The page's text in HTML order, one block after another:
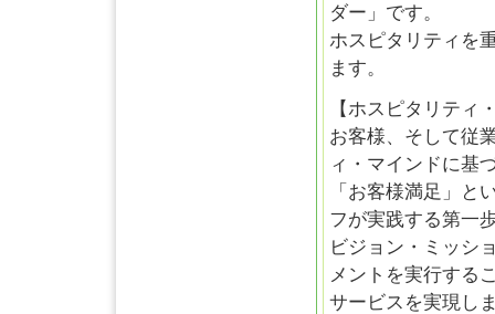
ダー」です。
ホスピタリティを
ます。
【ホスピタリティ
お客様、そして従
ィ・マインドに基
「お客様満足」と
フが実践する第一
ビジョン・ミッシ
メントを実行する
サービスを実現し